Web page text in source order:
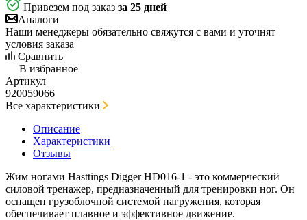
Привезем под заказ за 25 дней
Аналоги
Наши менеджеры обязательно свяжутся с вами и уточнят
условия заказа
Сравнить
В избранное
Артикул
920059066
Все характеристики
Описание
Характеристики
Отзывы
Жим ногами Hasttings Digger HD016-1 - это коммерческий
силовой тренажер, предназначенный для тренировки ног. Он
оснащен грузоблочной системой нагружения, которая
обеспечивает плавное и эффективное движение.